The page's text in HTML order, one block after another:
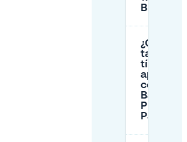
Breda?
¿Cuáles
tarifas
típicas
cercanos
Barones/
Prins/
Park